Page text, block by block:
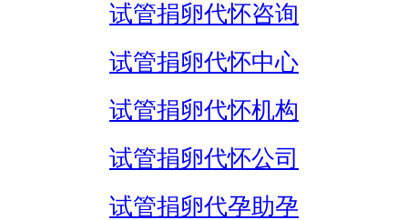
试管捐卵代怀咨询
试管捐卵代怀中心
试管捐卵代怀机构
试管捐卵代怀公司
试管捐卵代孕助孕